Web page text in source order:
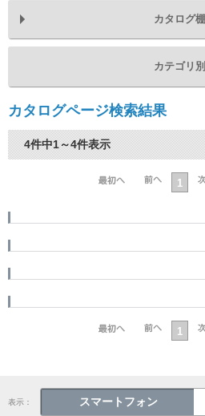
カタログ棚
カテゴリ別
カタログページ検索結果
4件中1～4件表示
1
1
表示： スマートフォン